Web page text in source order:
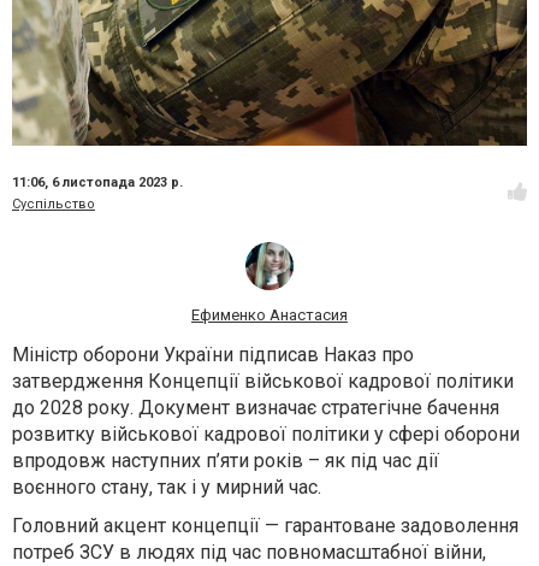
11:06, 6 листопада 2023 р.
Суспільство
Ефименко Анастасия
Міністр оборони України підписав Наказ про
затвердження Концепції військової кадрової політики
до 2028 року. Документ визначає стратегічне бачення
розвитку військової кадрової політики у сфері оборони
впродовж наступних п’яти років – як під час дії
воєнного стану, так і у мирний час.
Головний акцент концепції — гарантоване задоволення
потреб ЗСУ в людях під час повномасштабної війни,